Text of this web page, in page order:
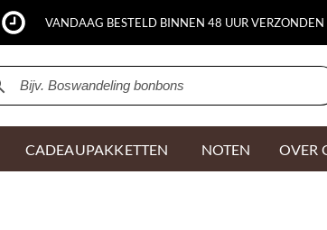
VANDAAG BESTELD BINNEN 48 UUR VERZONDEN
CADEAUPAKKETTEN NOTEN OVER